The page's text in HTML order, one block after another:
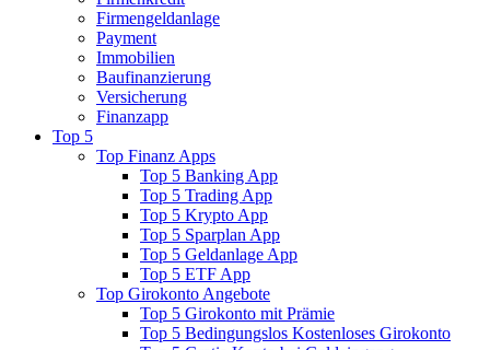
Firmengeldanlage
Payment
Immobilien
Baufinanzierung
Versicherung
Finanzapp
Top 5
Top Finanz Apps
Top 5 Banking App
Top 5 Trading App
Top 5 Krypto App
Top 5 Sparplan App
Top 5 Geldanlage App
Top 5 ETF App
Top Girokonto Angebote
Top 5 Girokonto mit Prämie
Top 5 Bedingungslos Kostenloses Girokonto